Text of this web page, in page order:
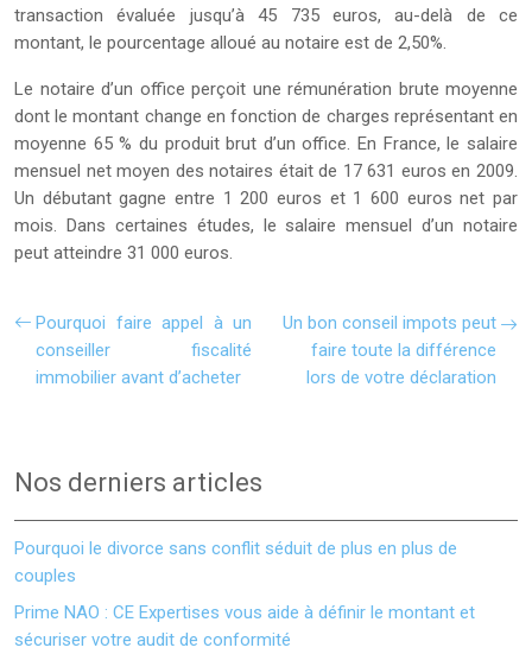
transaction évaluée jusqu’à 45 735 euros, au-delà de ce
montant, le pourcentage alloué au notaire est de 2,50%.
Le notaire d’un office perçoit une rémunération brute moyenne
dont le montant change en fonction de charges représentant en
moyenne 65 % du produit brut d’un office. En France, le salaire
mensuel net moyen des notaires était de 17 631 euros en 2009.
Un débutant gagne entre 1 200 euros et 1 600 euros net par
mois. Dans certaines études, le salaire mensuel d’un notaire
peut atteindre 31 000 euros.
Pourquoi faire appel à un
conseiller fiscalité
immobilier avant d’acheter
Un bon conseil impots peut
faire toute la différence
lors de votre déclaration
Nos derniers articles
Pourquoi le divorce sans conflit séduit de plus en plus de
couples
Prime NAO : CE Expertises vous aide à définir le montant et
sécuriser votre audit de conformité